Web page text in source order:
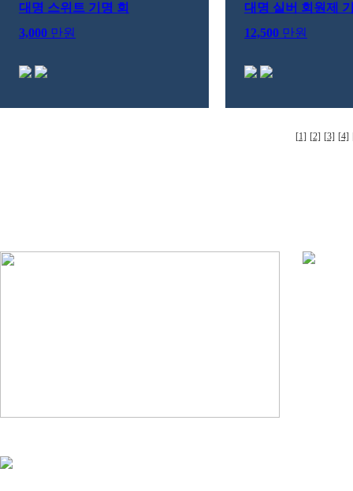
대명 스위트 기명 회
3,000 만원
대명 실버 회원제
12,500 만원
[1] [2] [3] [4]